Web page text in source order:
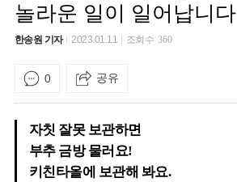
놀라운 일이 일어납니다
한송원 기자 2023.01.11 조회수360
0 공유
자칫 잘못 보관하면
부추 금방 물러요!
키친타올에 보관해 봐요.